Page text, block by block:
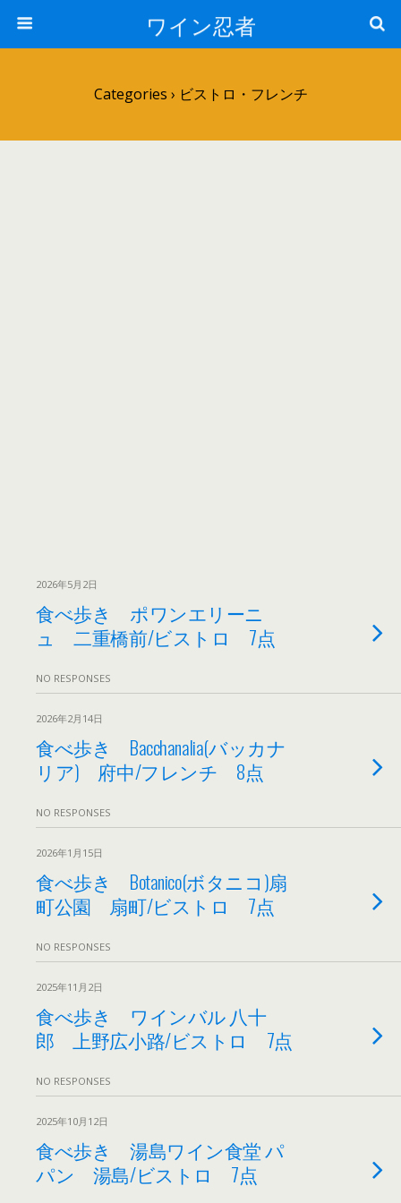
ワイン忍者
Categories › ビストロ・フレンチ
2026年5月2日
食べ歩き ポワンエリーニ
ュ 二重橋前/ビストロ 7点
NO RESPONSES
2026年2月14日
食べ歩き Bacchanalia(バッカナ
リア) 府中/フレンチ 8点
NO RESPONSES
2026年1月15日
食べ歩き Botanico(ボタニコ)扇
町公園 扇町/ビストロ 7点
NO RESPONSES
2025年11月2日
食べ歩き ワインバル 八十
郎 上野広小路/ビストロ 7点
NO RESPONSES
2025年10月12日
食べ歩き 湯島ワイン食堂 パ
パン 湯島/ビストロ 7点